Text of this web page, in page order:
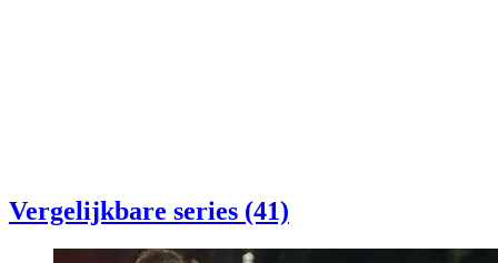
Vergelijkbare series (41)